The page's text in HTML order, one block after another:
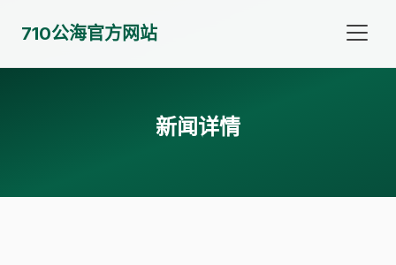
710公海官方网站
新闻详情